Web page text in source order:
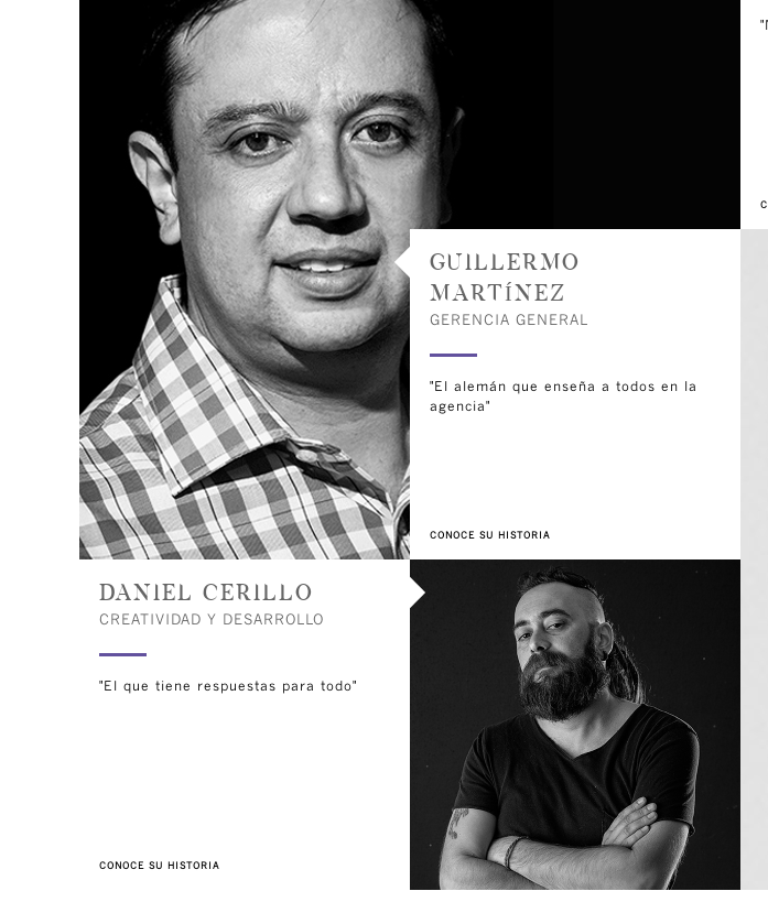
GUILLERMO
MARTÍNEZ
GERENCIA GENERAL
"El alemán que enseña a todos en la
agencia"
CONOCE SU HISTORIA
DANIEL CERILLO
CREATIVIDAD Y DESARROLLO
"El que tiene respuestas para todo"
CONOCE SU HISTORIA